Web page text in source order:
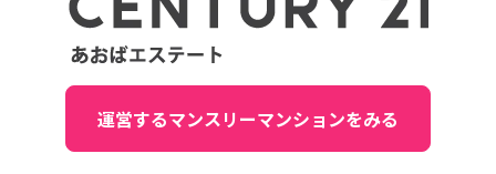
運営するマンスリーマンションをみる